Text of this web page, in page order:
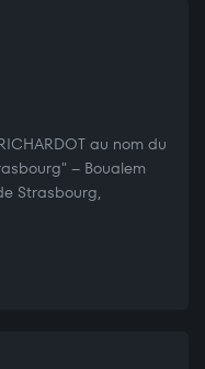
au nom du
– Boualem
Strasbourg,